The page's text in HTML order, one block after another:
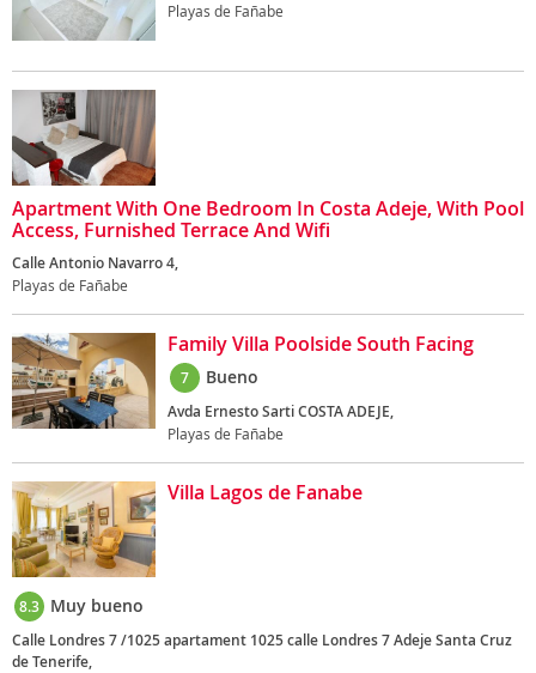
Playas de Fañabe
Apartment With One Bedroom In Costa Adeje, With Pool
Access, Furnished Terrace And Wifi
Calle Antonio Navarro 4,
Playas de Fañabe
Family Villa Poolside South Facing
7 Bueno
Avda Ernesto Sarti COSTA ADEJE,
Playas de Fañabe
Villa Lagos de Fanabe
8.3 Muy bueno
Calle Londres 7 /1025 apartament 1025 calle Londres 7 Adeje Santa Cruz
de Tenerife,